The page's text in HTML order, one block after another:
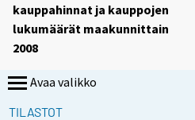
kauppahinnat ja kauppojen
lukumäärät maakunnittain
2008
Avaa valikko
TILASTOT